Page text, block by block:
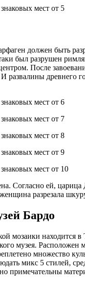
должен быть
был разрушен
После
И развалины
Согласно ей,
разрезала
Бардо
мозаики находится
музея.
множество
микс 5 стилей,
примечательны